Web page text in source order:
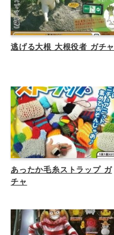
逃げる大根 大根役者 ガチャ
あったか毛糸ストラップ ガ
チャ